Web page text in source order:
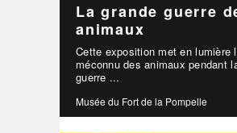
La grande guerre
animaux
Cette exposition met en lumière
méconnu des animaux pendant
guerre ...
Musée du Fort de la Pompelle